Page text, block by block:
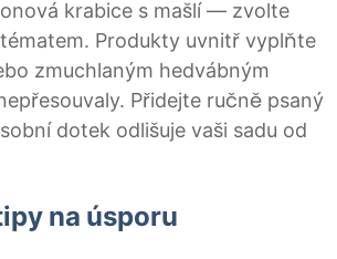
krabice s mašlí — zvolte
Produkty uvnitř vyplňte
zmuchlaným hedvábným
Přidejte ručně psaný
dotek odlišuje vaši sadu od
na úsporu